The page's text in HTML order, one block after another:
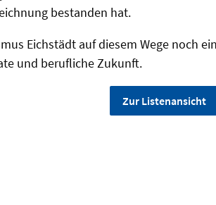
bestanden hat.
Eichstädt auf diesem Wege noch
und berufliche Zukunft.
Zur Listenansicht